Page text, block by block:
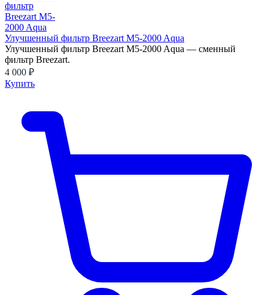
Улучшенный фильтр Breezart M5-2000 Aqua
Улучшенный фильтр Breezart M5-2000 Aqua — сменный
фильтр Breezart.
4 000 ₽
Купить